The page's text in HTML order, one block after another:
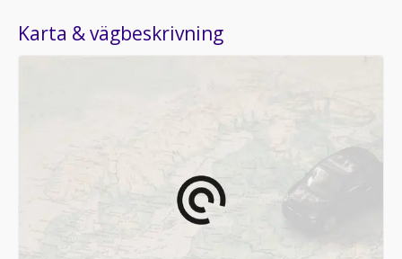
Karta & vägbeskrivning